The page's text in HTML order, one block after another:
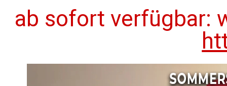
ab sofort verfügbar: